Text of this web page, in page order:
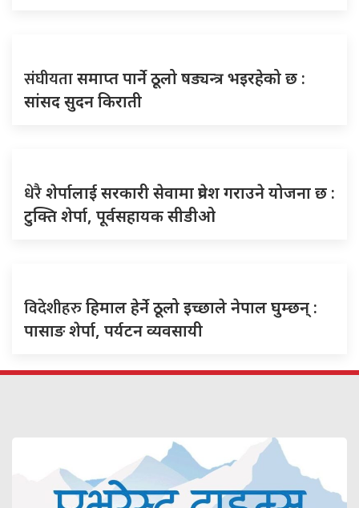
संघीयतासमाप्त पार्ने ठूलो षड्यन्त्र भइरहेको छ :
सांसद सुदन किराती
धेरैशेर्पालाई सरकारी सेवामा प्रवेश गराउने योजना छ :
टुक्ति शेर्पा, पूर्वसहायक सीडीओ
विदेशीहरुहिमाल हेर्ने ठूलो इच्छाले नेपाल घुम्छन् :
पासाङ शेर्पा, पर्यटन व्यवसायी